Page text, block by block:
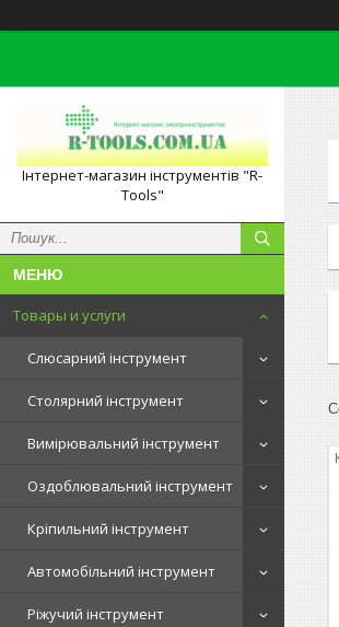
Інтернет-магазин інструментів "R-
Tools"
Товары и услуги
Слюсарний інструмент
Столярний інструмент
Вимірювальний інструмент
Оздоблювальний інструмент
Кріпильний інструмент
Автомобільний інструмент
Ріжучий інструмент